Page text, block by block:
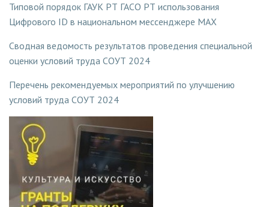
Типовой порядок ГАУК РТ ГАСО РТ использования
Цифрового ID в национальном мессенджере MAX
Сводная ведомость результатов проведения специальной
оценки условий труда СОУТ 2024
Перечень рекомендуемых мероприятий по улучшению
условий труда СОУТ 2024